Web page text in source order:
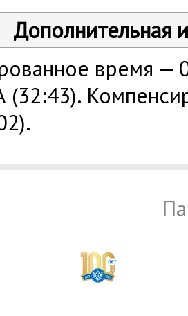
Дополнительная
время —
(32:43).